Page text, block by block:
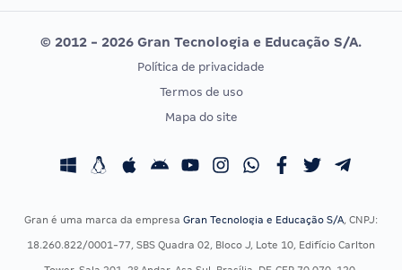
Editais publicados
Vunesp
CONCURSOS POR PROFISSÃO
Concursos Fiscais
EXAME DE ORDEM
Calendário OAB
© 2012 - 2026 Gran Tecnologia e Educação S/A.
Política de privacidade
Termos de uso
Mapa do site
Gran é uma marca da empresa Gran Tecnologia e Educação S/A, CNPJ:
18.260.822/0001-77, SBS Quadra 02, Bloco J, Lote 10, Edifício Carlton